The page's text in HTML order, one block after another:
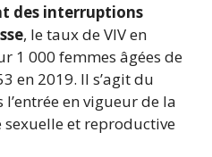
des interruptions
, le taux de VIV en
1 000 femmes âgées de
en 2019. Il s’agit du
en vigueur de la
et reproductive